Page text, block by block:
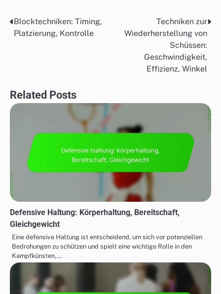
Post
navigation
Blocktechniken: Timing,
Platzierung, Kontrolle
Techniken zur
Wiederherstellung von
Schüssen:
Geschwindigkeit,
Effizienz, Winkel
Related Posts
Defensive Haltung: Körperhaltung, Bereitschaft,
Gleichgewicht
Eine defensive Haltung ist entscheidend, um sich vor potenziellen
Bedrohungen zu schützen und spielt eine wichtige Rolle in den
Kampfkünsten,…